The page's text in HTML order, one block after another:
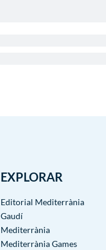
EXPLORAR
Editorial Mediterrània
Gaudí
Mediterrània
Mediterrània Games